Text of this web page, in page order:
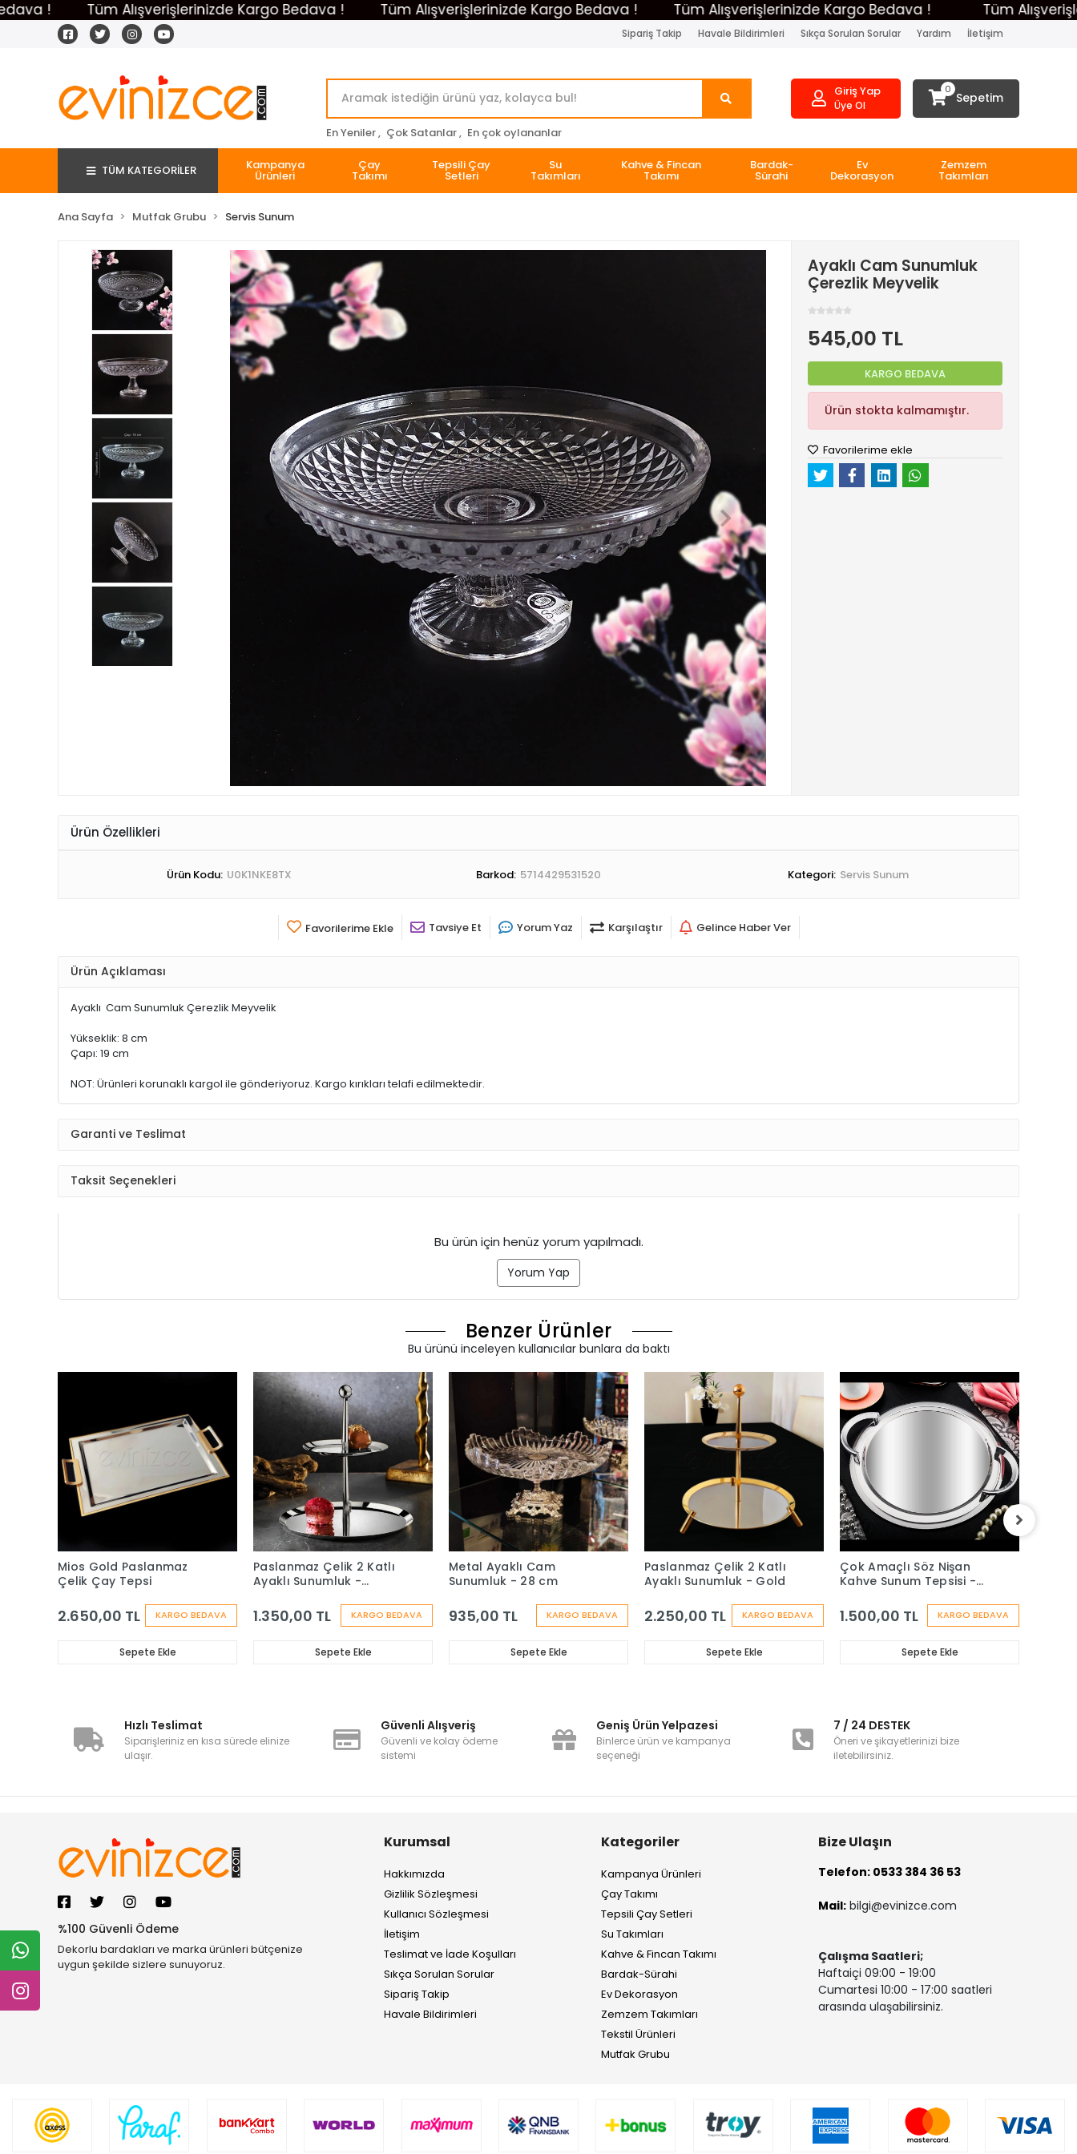
! Tüm Alışverişlerinizde Kargo Bedava ! Tüm Alışverişlerinizde Kargo Bedava ! Tüm Alışverişlerinizde Kargo Bedava ! Tüm
Sipariş Takip Havale Bildirimleri Sıkça Sorulan Sorular Yardım İletişim
En Yeniler , Çok Satanlar , En çok oylananlar
Giriş Yap
Üye Ol
0
Sepetim
TÜM KATEGORİLER Kampanya
Ürünleri
Çay
Takımı
Tepsili Çay
Setleri
Su
Takımları
Kahve & Fincan
Takımı
Bardak-
Sürahi
Ev
Dekorasyon
Zemzem
Takımları
Ana Sayfa Mutfak Grubu Servis Sunum
Ayaklı Cam Sunumluk
Çerezlik Meyvelik
545,00 TL
KARGO BEDAVA
Ürün stokta kalmamıştır.
Favorilerime ekle
Ürün Özellikleri
Ürün Kodu: U0K1NKE8TX Barkod: 5714429531520 Kategori: Servis Sunum
Favorilerime Ekle Tavsiye Et Yorum Yaz Karşılaştır Gelince Haber Ver
Ürün Açıklaması
Ayaklı Cam Sunumluk Çerezlik Meyvelik
Yükseklik: 8 cm
Çapı: 19 cm
NOT: Ürünleri korunaklı kargol ile gönderiyoruz. Kargo kırıkları telafi edilmektedir.
Garanti ve Teslimat
Taksit Seçenekleri
Bu ürün için henüz yorum yapılmadı.
Yorum Yap
Benzer Ürünler
Bu ürünü inceleyen kullanıcılar bunlara da baktı
KARGO BEDAVA
Mios Gold Paslanmaz
Çelik Çay Tepsi
2.650,00 TL
Sepete Ekle
KARGO BEDAVA
Paslanmaz Çelik 2 Katlı
Ayaklı Sunumluk -
1.350,00 TL
Sepete Ekle
KARGO BEDAVA
Metal Ayaklı Cam
Sunumluk - 28 cm
935,00 TL
Sepete Ekle
KARGO BEDAVA
Paslanmaz Çelik 2 Katlı
Ayaklı Sunumluk - Gold
2.250,00 TL
Sepete Ekle
KARGO BEDAVA
Çok Amaçlı Söz Nişan
Kahve Sunum Tepsisi -
1.500,00 TL
Sepete Ekle
Hızlı Teslimat
Siparişleriniz en kısa sürede elinize
ulaşır.
Güvenli Alışveriş
Güvenli ve kolay ödeme
sistemi
Geniş Ürün Yelpazesi
Binlerce ürün ve kampanya
seçeneği
7 / 24 DESTEK
Öneri ve şikayetlerinizi bize
iletebilirsiniz.
%100 Güvenli Ödeme
Dekorlu bardakları ve marka ürünleri bütçenize
uygun şekilde sizlere sunuyoruz.
Kurumsal
Hakkımızda
Gizlilik Sözleşmesi
Kullanıcı Sözleşmesi
İletişim
Teslimat ve İade Koşulları
Sıkça Sorulan Sorular
Sipariş Takip
Havale Bildirimleri
Kategoriler
Kampanya Ürünleri
Çay Takımı
Tepsili Çay Setleri
Su Takımları
Kahve & Fincan Takımı
Bardak-Sürahi
Ev Dekorasyon
Zemzem Takımları
Tekstil Ürünleri
Mutfak Grubu
Bize Ulaşın
Telefon: 0533 384 36 53
Mail: bilgi@evinizce.com
Çalışma Saatleri;
Haftaiçi 09:00 - 19:00
Cumartesi 10:00 - 17:00 saatleri
arasında ulaşabilirsiniz.